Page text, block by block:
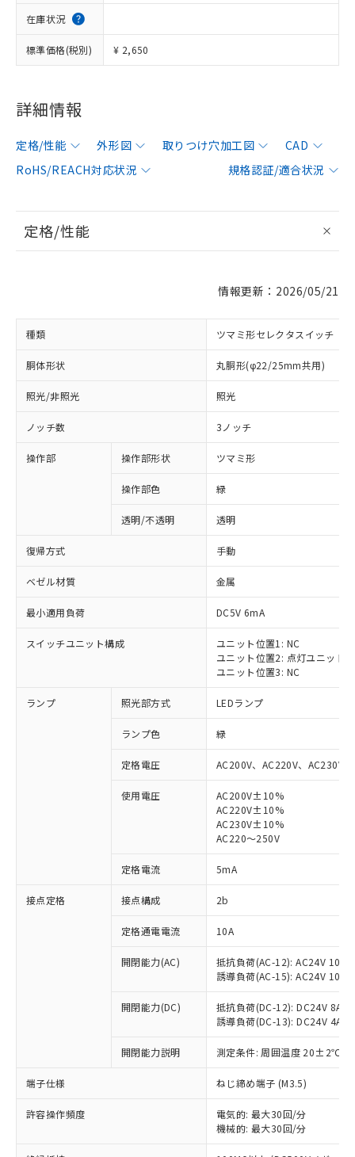
在庫状況
標準価格(税別) ¥ 2,650
詳細情報
定格/性能 外形図 取りつけ穴加工図
CAD
RoHS/REACH対応状況
規格認証/適合状況
定格/性能
情報更新：2026/05/21
種類 ツマミ形セレクタスイッチ
胴体形状 丸胴形(φ22/25mm共用)
照光/非照光 照光
ノッチ数 3ノッチ
操作部 操作部形状 ツマミ形
操作部色 緑
透明/不透明 透明
復帰方式 手動
ベゼル材質 金属
最小適用負荷 DC5V 6mA
スイッチユニット構成
ユニット位置1: NC
ユニット位置2: 点灯ユニット
ユニット位置3: NC
ランプ 照光部方式 LEDランプ
ランプ色 緑
定格電圧 AC200V、AC220V、AC230V
使用電圧
AC200V±10%
AC220V±10%
AC230V±10%
AC220～250V
定格電流 5mA
接点定格 接点構成 2b
定格通電電流 10A
開閉能力(AC)
抵抗負荷(AC-12): AC24V 10A/
誘導負荷(AC-15): AC24V
開閉能力(DC)
抵抗負荷(DC-12): DC24V 8A/
誘導負荷(DC-13): DC24V 4A/
開閉能力説明 測定条件: 周囲温度 20±2℃、
端子仕様 ねじ締め端子 (M3.5)
許容操作頻度
電気的: 最大30回/分
機械的: 最大30回/分
ご利用条件
以下の条件をお読みいただき、同意のうえ
ご利用ください。
本サービスは、当社制御機器事業取扱
商品の当社在庫状況および標準価格
(税抜)を提供させていただくもので
当社制御機器事業取扱商品の中には、
ことをご了承ください。
在庫状況および標準価格照会結果は、
記載している更新日時点での社内デー
タに基づき作成されるものであり、閲
※1 対応状況
対応済み：EU RoHS指令（10物質）の
非含有に対応した製品が提供可能な商品で
対応予定：EU RoHS指令（10物質）の非含
有に対応した製品に切り替える予定のある
対応予定なし：EU RoHS指令（10物質）の
非含有に非対応の商品で、対応品を出す予
定はありません。
調査・確認中：EU RoHS指令（10物質）の
非含有の対応状況を調査中または確認中の
非該当品：ライセンス料など無形物で、有
害物質有無と関係のない商品です。
仕入先様の事情により、非含有部品として
いたものが、含有品と判明した場合などや
むを得ず変更することがあります。
鉛(Pb) 1000ppm以下、 水銀(Hg) 1000ppm以下、 カド
※1 中国RoHS○×表
「○」：最大均質材料含有率が中国RoHSの
基準値以下であることを示します。
「×」：最大均質材料含有率が中国RoHSの
基準値を超えていることを示します。
「－」：未確認です。当社販売部門へお問
い合わせください。
*中国RoHS10物質の基準値 (GB/T26572)：
当社は、これら貴社製品のうち、外国
為替および外国貿易法に定める商品
（以下｢規制貨物等」という）を輸出
または国外への提供する場合は、日本
国政府の輸出許可(または役務取引許